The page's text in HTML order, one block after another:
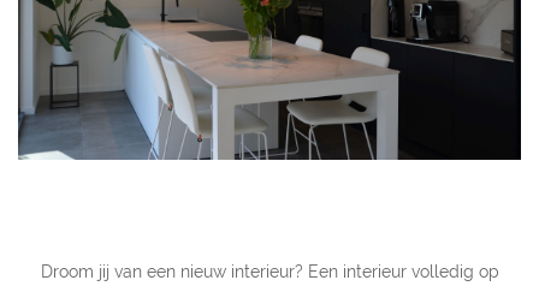
Droom jij van een nieuw interieur? Een interieur volledig op